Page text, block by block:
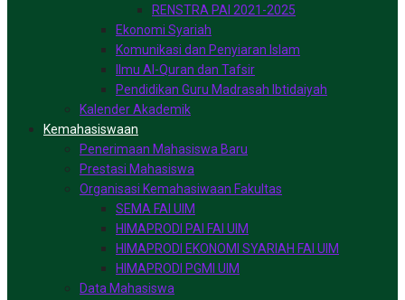
RENSTRA PAI 2021-2025
Ekonomi Syariah
Komunikasi dan Penyiaran Islam
Ilmu Al-Quran dan Tafsir
Pendidikan Guru Madrasah Ibtidaiyah
Kalender Akademik
Kemahasiswaan
Penerimaan Mahasiswa Baru
Prestasi Mahasiswa
Organisasi Kemahasiwaan Fakultas
SEMA FAI UIM
HIMAPRODI PAI FAI UIM
HIMAPRODI EKONOMI SYARIAH FAI UIM
HIMAPRODI PGMI UIM
Data Mahasiswa